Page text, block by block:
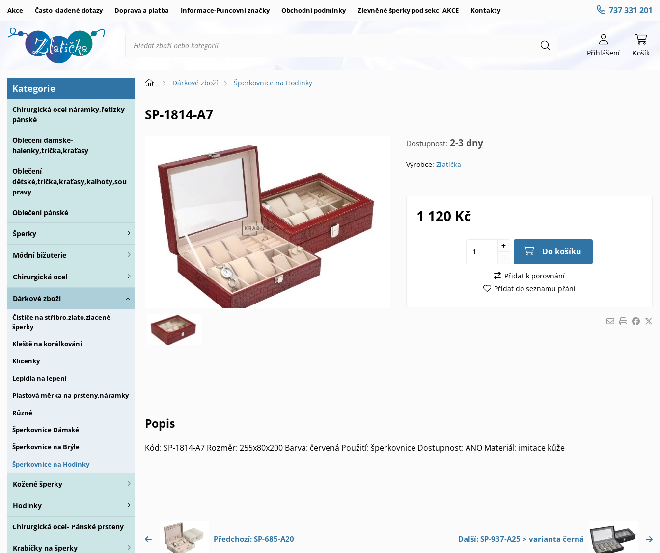
Akce Často kladené dotazy Doprava a platba Informace-Puncovní značky Obchodní podmínky Zlevněné šperky pod sekcí AKCE Kontakty 737 331 201
Přihlášení Košík
Kategorie
Chirurgická ocel náramky,řetízky
pánské
Oblečení dámské-
halenky,trička,kraťasy
Oblečení
dětské,trička,kraťasy,kalhoty,sou
pravy
Oblečení pánské
Šperky
Módní bižuterie
Chirurgická ocel
Dárkové zboží
Čističe na stříbro,zlato,zlacené
šperky
Kleště na korálkování
Klíčenky
Lepidla na lepení
Plastová měrka na prsteny,náramky
Různé
Šperkovnice Dámské
Šperkovnice na Brýle
Šperkovnice na Hodinky
Kožené šperky
Hodinky
Chirurgická ocel- Pánské prsteny
Krabičky na šperky
Dárkové zboží Šperkovnice na Hodinky
SP-1814-A7
Dostupnost: 2-3 dny
Výrobce: Zlatíčka
1 120 Kč
Do košíku
Přidat k porovnání
Přidat do seznamu přání
Popis
Kód: SP-1814-A7 Rozměr: 255x80x200 Barva: červená Použití: šperkovnice Dostupnost: ANO Materiál: imitace kůže
Předchozí: SP-685-A20 Další: SP-937-A25 > varianta černá